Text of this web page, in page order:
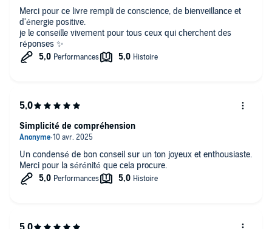
Merci pour ce livre rempli de conscience, de bienveillance et
d'énergie positive.
je le conseille vivement pour tous ceux qui cherchent des
réponses ✨
Un condensé de bon conseil sur un ton joyeux et enthousiaste.
Merci pour la sérénité que cela procure.
Simplicité de compréhension